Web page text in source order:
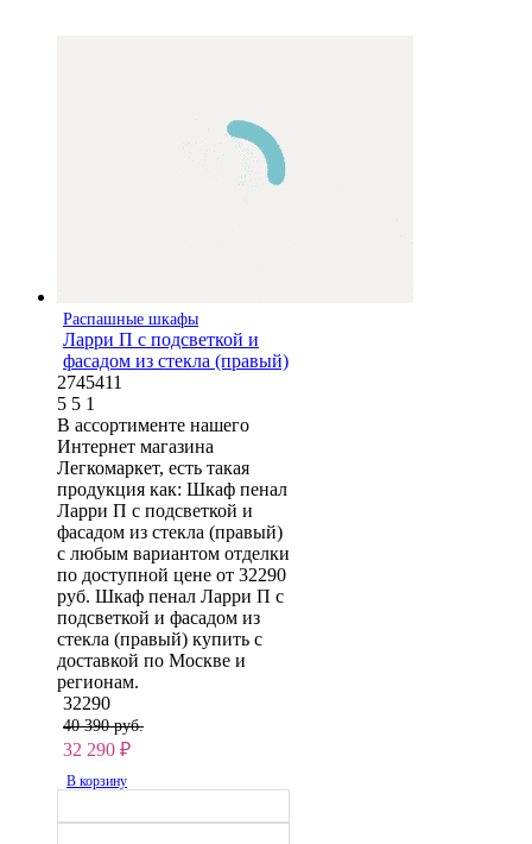
Распашные шкафы
Ларри П с подсветкой и
фасадом из стекла (правый)
2745411
5 5 1
В ассортименте нашего
Интернет магазина
Легкомаркет, есть такая
продукция как: Шкаф пенал
Ларри П с подсветкой и
фасадом из стекла (правый)
с любым вариантом отделки
по доступной цене от 32290
руб. Шкаф пенал Ларри П с
подсветкой и фасадом из
стекла (правый) купить с
доставкой по Москве и
регионам.
32290
40 390 руб.
32 290 ₽
В корзину